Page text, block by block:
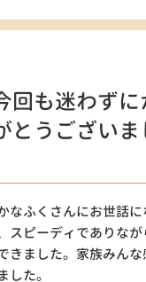
回も迷わず
うございま
なふくさんにお世話に
スピーディでありなが
きました。家族みんな
た。